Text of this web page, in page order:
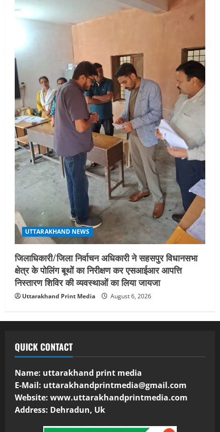
UTTARAKHAND NEWS
जिलाधिकारी/जिला निर्वाचन अधिकारी ने सहसपुर विधानसभा
क्षेत्र के पोलिंग बूथों का निरीक्षण कर एसआईआर आपत्ति
निस्तारण शिविर की व्यवस्थाओं का लिया जायजा
Uttarakhand Print Media August 6, 2026
QUICK CONTACT
Name: uttarakhand print media
E-Mail: uttarakhandprintmedia@gmail.com
Website: www.uttarakhandprintmedia.com
Address: Dehradun, Uk